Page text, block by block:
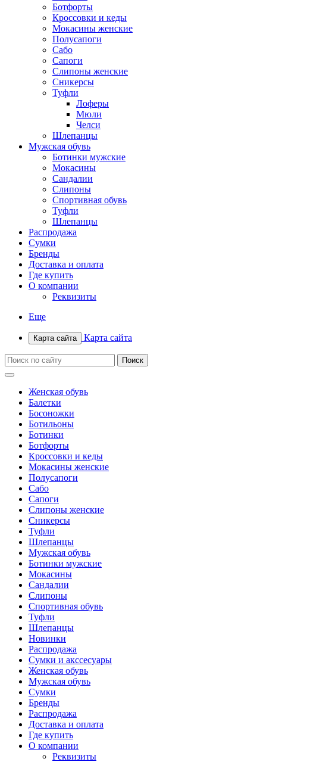
Ботфорты
Кроссовки и кеды
Мокасины женские
Полусапоги
Сабо
Сапоги
Слипоны женские
Сникерсы
Туфли
Лоферы
Мюли
Челси
Шлепанцы
Мужская обувь
Ботинки мужские
Мокасины
Сандалии
Слипоны
Спортивная обувь
Туфли
Шлепанцы
Распродажа
Сумки
Бренды
Доставка и оплата
Где купить
О компании
Реквизиты
Еще
Карта сайта Карта сайта
Женская обувь
Балетки
Босоножки
Ботильоны
Ботинки
Ботфорты
Кроссовки и кеды
Мокасины женские
Полусапоги
Сабо
Сапоги
Слипоны женские
Сникерсы
Туфли
Шлепанцы
Мужская обувь
Ботинки мужские
Мокасины
Сандалии
Слипоны
Спортивная обувь
Туфли
Шлепанцы
Новинки
Распродажа
Сумки и акссесуары
Женская обувь
Мужская обувь
Сумки
Бренды
Распродажа
Доставка и оплата
Где купить
О компании
Реквизиты